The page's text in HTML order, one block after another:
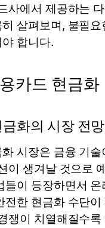
사에서 제공하는
살펴보며, 불필요
합니다.
카드 현금화
화의 시장 전망
시장은 금융 기
이 생겨날 것으로
들이 등장하면서
전한 현금화 수단
쟁이 치열해질수